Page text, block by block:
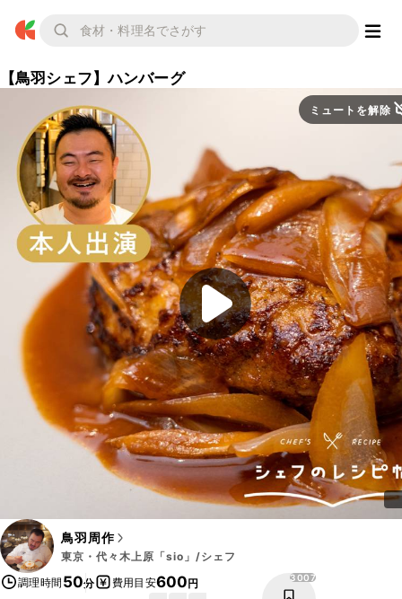
【鳥羽シェフ】ハンバーグ
ミュートを解除
鳥羽周作
東京・代々木上原「sio」/シェフ
調理時間 50分 費用目安600円 3007